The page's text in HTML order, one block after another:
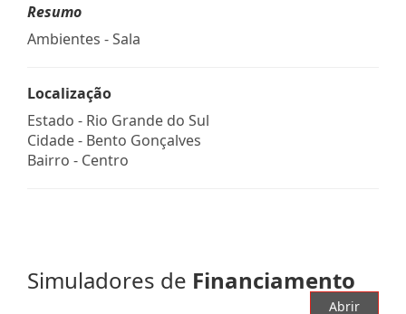
Resumo
Ambientes - Sala
Localização
Estado - Rio Grande do Sul
Cidade - Bento Gonçalves
Bairro - Centro
Simuladores de Financiamento
Abrir